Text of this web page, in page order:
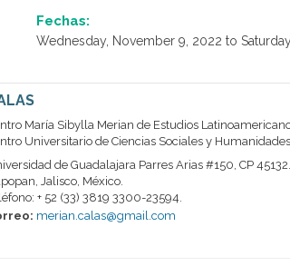
Fechas:
Wednesday, November 9, 2022 to
María Sibylla Merian de Estudios
Universitario de Ciencias Sociales y
de Guadalajara Parres Arias #150, CP 45132.
Jalisco, México.
+ 52 (33) 3819 3300-23594.
merian.calas@gmail.com